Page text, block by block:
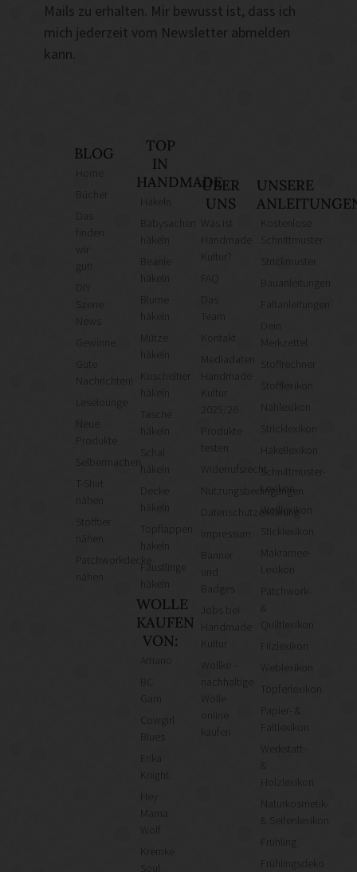
Mails zu erhalten. Mir bewusst ist, dass ich
mich jederzeit vom Newsletter abmelden
kann.
BLOG
gut!
News
Gute
Nachrichten!
Leselounge
Produkte
Selbermachen
T-Shirt
Stofftier
Patchworkdecke
TOP
IN
HANDMADE
häkeln
häkeln
Mütze
häkeln
Kuscheltier
häkeln
Tasche
häkeln
Topflappen
häkeln
Fäustlinge
WOLLE
KAUFEN
VON:
Cowgirl
Knight
Mama
Kremke
ÜBER
UNS
Was ist
Kultur?
Team
Kontakt
Mediadaten
Kultur
2025/26
Produkte
testen
Widerrufsrecht
Nutzungsbedingungen
Datenschutzerklärung
Kultur
Wollke –
nachhaltige
kaufen
UNSERE
Kostenlose
Schnittmuster
Strickmuster
Bauanleitungen
Faltanleitungen
Merkzettel
Stoffrechner
Stofflexikon
Nählexikon
Stricklexikon
Häkellexikon
Schnittmuster-
Lexikon
Wolllexikon
Sticklexikon
Makramee-
Lexikon
Patchwork-
&
Quiltlexikon
Weblexikon
Töpferlexikon
Papier- &
Faltlexikon
Werkstatt-
&
Holzlexikon
Naturkosmetik-
& Seifenlexikon
Frühling
Frühlingsdeko